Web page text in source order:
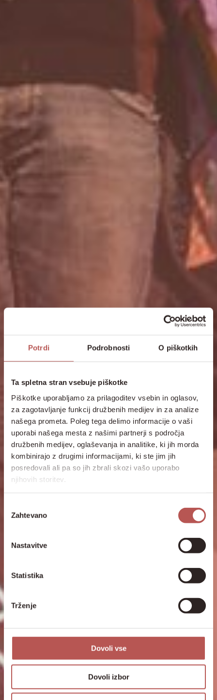
Potrdi Podrobnosti O piškotkih
Ta spletna stran vsebuje piškotke
Piškotke uporabljamo za prilagoditev vsebin in oglasov,
za zagotavljanje funkcij družbenih medijev in za analize
našega prometa. Poleg tega delimo informacije o vaši
uporabi našega mesta z našimi partnerji s področja
družbenih medijev, oglaševanja in analitike, ki jih morda
kombinirajo z drugimi informacijami, ki ste jim jih
posredovali ali pa so jih zbrali skozi vašo uporabo
njihovih storitev.
soglasja
Zahtevano
Nastavitve
Statistika
Trženje
Dovoli vse
Dovoli izbor